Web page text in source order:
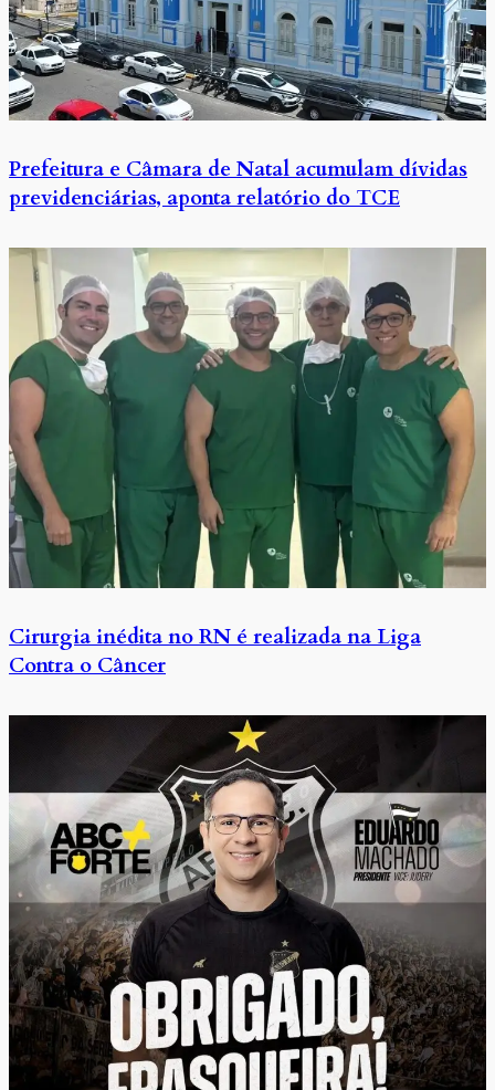
Prefeitura e Câmara de Natal acumulam dívidas
previdenciárias, aponta relatório do TCE
Cirurgia inédita no RN é realizada na Liga
Contra o Câncer